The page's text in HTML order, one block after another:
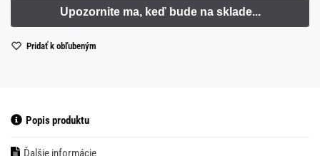
Pridať k obľubeným
Popis produktu
Ďalšie informácie